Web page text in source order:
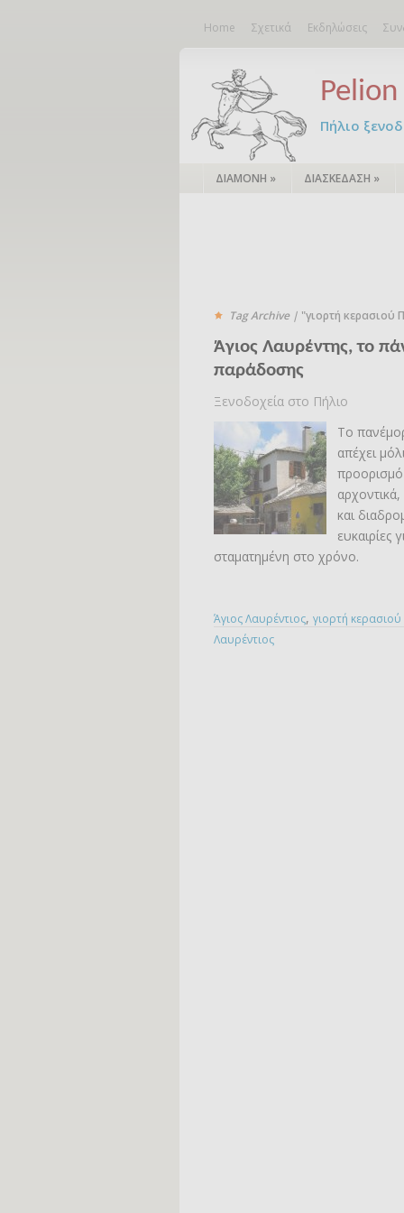
Home Σχετικά Εκδηλώσεις
Πήλιο
ΔΙΑΜΟΝΗ » ΔΙΑΣΚΕΔΑΣΗ »
Tag Archive | "γιορτή κερασιού
Άγιος Λαυρέντης, το
παράδοσης
Ξενοδοχεία στο Πήλιο
Το
απέχει
και
ευκαιρίες
σταματημένη στο χρόνο.
Άγιος Λαυρέντιος, γιορτή κερασιού
Λαυρέντιος